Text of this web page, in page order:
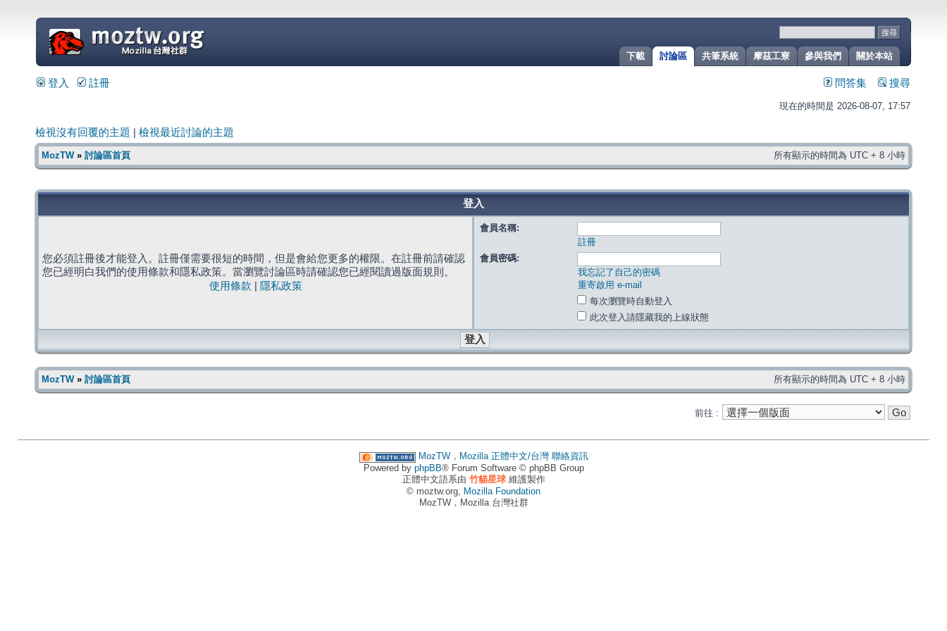
關於本站
參與我們
摩茲工寮
共筆系統
討論區
下載
=
登入 註冊 問答集 搜尋
現在的時間是 2026-08-07, 17:57
檢視沒有回覆的主題 檢視最近討論的主題
MozTW» 討論區首頁 所有顯示的時間為 UTC + 8 小時
登入
您必須註冊後才能登入。註冊僅需要很短的時間，但是會給您更多的權限。在註冊前請確認
您已經明白我們的使用條款和隱私政策。當瀏覽討論區時請確認您已經閱讀過版面規則。
使用條款
隱私政策
會員名稱:
註冊
會員密碼:
我忘記了自己的密碼
重寄啟用 e-mail
每次瀏覽時自動登入
此次登入請隱藏我的上線狀態
MozTW» 討論區首頁 所有顯示的時間為 UTC + 8 小時
前往 :
MozTW，Mozilla 正體中文/台灣 聯絡資訊
Powered by phpBB® Forum Software © phpBB Group
正體中文語系由 竹貓星球維護製作
© moztw.org, Mozilla Foundation
MozTW，Mozilla 台灣社群